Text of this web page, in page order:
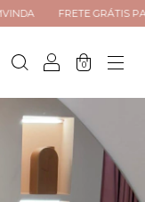
FRETE GRÁTIS PARA TODO
0